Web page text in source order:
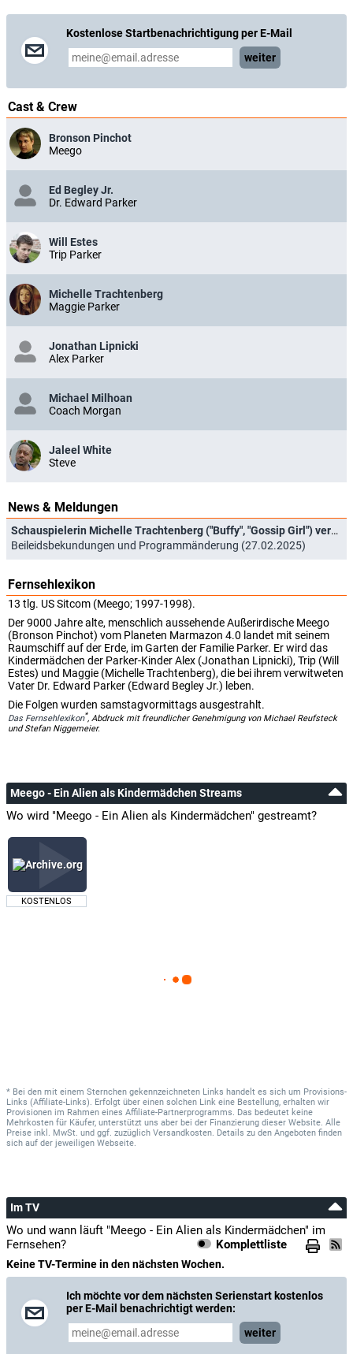
Kostenlose Startbenachrichtigung per E-Mail
weiter
Cast & Crew
Bronson Pinchot
Meego
Ed Begley Jr.
Dr. Edward Parker
Will Estes
Trip Parker
Michelle Trachtenberg
Maggie Parker
Jonathan Lipnicki
Alex Parker
Michael Milhoan
Coach Morgan
Jaleel White
Steve
News & Meldungen
Schauspielerin Michelle Trachtenberg ("Buffy", "Gossip Girl") verstorben
Beileidsbekundungen und Programmänderung (27.02.2025)
Fernsehlexikon
13 tlg. US Sitcom (Meego; 1997-1998).
Der 9000 Jahre alte, menschlich aussehende Außerirdische Meego
(Bronson Pinchot) vom Planeten Marmazon 4.0 landet mit seinem
Raumschiff auf der Erde, im Garten der Familie Parker. Er wird das
Kindermädchen der Parker-Kinder Alex (Jonathan Lipnicki), Trip (Will
Estes) und Maggie (Michelle Trachtenberg), die bei ihrem verwitweten
Vater Dr. Edward Parker (Edward Begley Jr.) leben.
Die Folgen wurden samstagvormittags ausgestrahlt.
Das Fernsehlexikon*, Abdruck mit freundlicher Genehmigung von Michael Reufsteck
und Stefan Niggemeier.
Meego - Ein Alien als Kindermädchen Streams
Wo wird "Meego - Ein Alien als Kindermädchen" gestreamt?
KOSTENLOS
* Bei den mit einem Sternchen gekennzeichneten Links handelt es sich um Provisions-
Links (Affiliate-Links). Erfolgt über einen solchen Link eine Bestellung, erhalten wir
Provisionen im Rahmen eines Affiliate-Partnerprogramms. Das bedeutet keine
Mehrkosten für Käufer, unterstützt uns aber bei der Finanzierung dieser Website. Alle
Preise inkl. MwSt. und ggf. zuzüglich Versandkosten. Details zu den Angeboten finden
sich auf der jeweiligen Webseite.
Im TV
Wo und wann läuft "Meego - Ein Alien als Kindermädchen" im
Fernsehen?
Komplettliste
Keine TV-Termine in den nächsten Wochen.
Ich möchte vor dem nächsten Serienstart kostenlos
per E-Mail benachrichtigt werden:
weiter